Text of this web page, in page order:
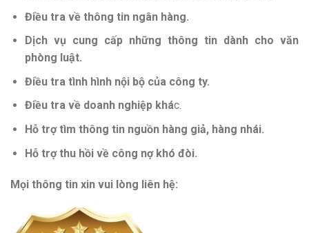
Điều tra về thông tin ngân hàng.
Dịch vụ cung cấp những thông tin dành cho văn
phòng luật.
Điều tra tình hình nội bộ của công ty.
Điều tra về doanh nghiệp khác.
Hỗ trợ tìm thông tin nguồn hàng giả, hàng nhái.
Hỗ trợ thu hồi về công nợ khó đòi.
Mọi thông tin xin vui lòng liên hệ: